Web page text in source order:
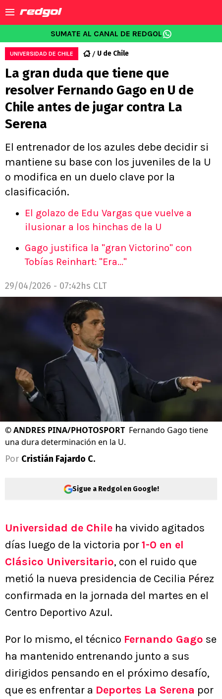
SUMATE AL CANAL DE REDGOL
UNIVERSIDAD DE CHILE U de Chile
La gran duda que tiene que
resolver Fernando Gago en U de
Chile antes de jugar contra La
Serena
El entrenador de los azules debe decidir si
mantiene su base con los juveniles de la U
o modifica en un duelo clave por la
clasificación.
El golazo de Edu Vargas que vuelve a
ilusionar a los hinchas de la U
Gago justifica la "gran Victorino" con
Tobías Reinhart: "Era..."
29/04/2026 - 07:42hs CLT
©ANDRES PINA/PHOTOSPORT Fernando Gago tiene
una dura determinación en la U.
Por Cristián Fajardo C.
Sigue a Redgol en Google!
Universidad de Chile ha vivido agitados
días luego de la victoria por1-0 en el
Clásico Universitario, con el ruido que
metió la nueva presidencia de Cecilia Pérez
confirmada en la jornada del martes en el
Centro Deportivo Azul.
Por lo mismo, el técnico Fernando Gago se
ha mantenido entrenando junto a sus
dirigidos pensando en el próximo desafío,
que es enfrentar a Deportes La Serena por